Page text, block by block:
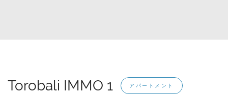
Torobali IMMO 1 アパートメント